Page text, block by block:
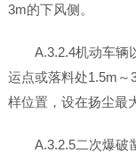
3m的下风侧。
A.3.2.4机动车辆
运点或落料处1.5m
样位置，设在扬尘最
A.3.2.5二次爆破